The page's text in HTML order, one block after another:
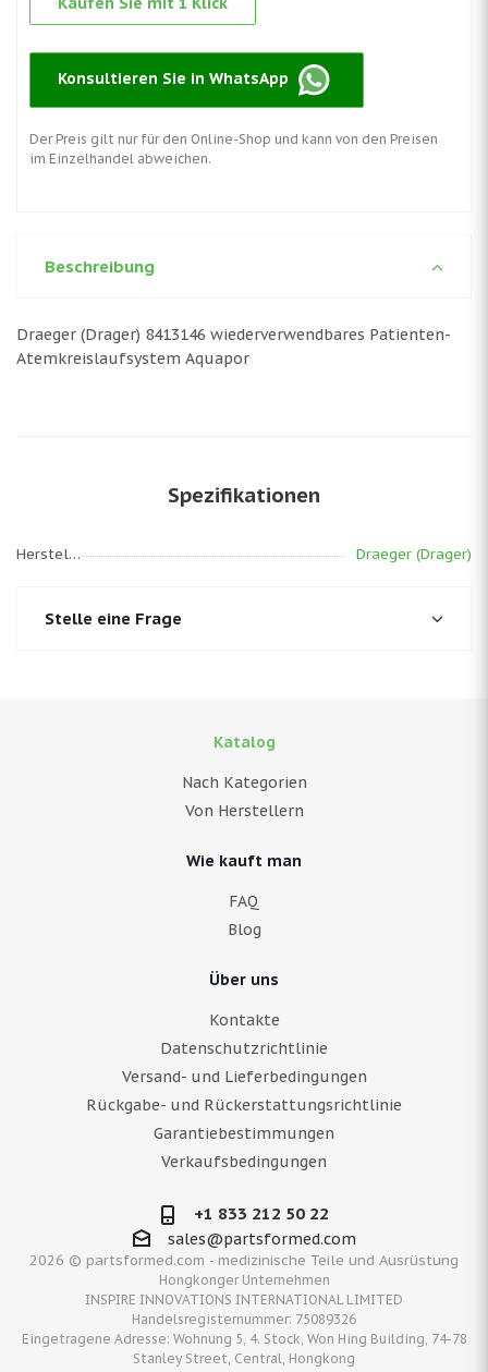
Konsultieren Sie in WhatsApp
Der Preis gilt nur für den Online-Shop und kann von den Preisen
im Einzelhandel abweichen.
Beschreibung
Draeger (Drager) 8413146 wiederverwendbares Patienten-
Atemkreislaufsystem Aquapor
Spezifikationen
Hersteller Draeger (Drager)
Stelle eine Frage
2026 © partsformed.com - medizinische Teile und Ausrüstung
Hongkonger Unternehmen
INSPIRE INNOVATIONS INTERNATIONAL LIMITED
Handelsregisternummer: 75089326
Eingetragene Adresse: Wohnung 5, 4. Stock, Won Hing Building, 74-78
Stanley Street, Central, Hongkong
Katalog
Nach Kategorien
Von Herstellern
Wie kauft man
FAQ
Blog
Über uns
Kontakte
Datenschutzrichtlinie
Versand- und Lieferbedingungen
Rückgabe- und Rückerstattungsrichtlinie
Garantiebestimmungen
Verkaufsbedingungen
+1 833 212 50 22
sales@partsformed.com